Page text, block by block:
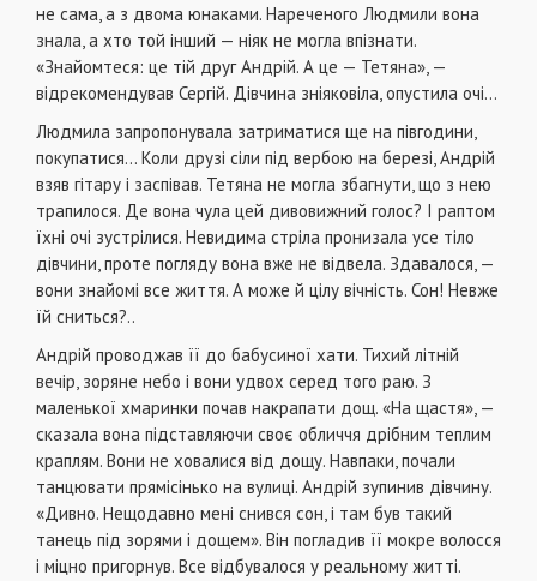
не сама, а з двома юнаками. Нареченого Людмили вона
знала, а хто той інший — ніяк не могла впізнати.
«Знайомтеся: це тій друг Андрій. А це — Тетяна», —
відрекомендував Сергій. Дівчина зніяковіла, опустила очі…
Людмила запропонувала затриматися ще на півгодини,
покупатися… Коли друзі сіли під вербою на березі, Андрій
взяв гітару і заспівав. Тетяна не могла збагнути, що з нею
трапилося. Де вона чула цей дивовижний голос? І раптом
їхні очі зустрілися. Невидима стріла пронизала усе тіло
дівчини, проте погляду вона вже не відвела. Здавалося, —
вони знайомі все життя. А може й цілу вічність. Сон! Невже
їй сниться?..
Андрій проводжав її до бабусиної хати. Тихий літній
вечір, зоряне небо і вони удвох серед того раю. З
маленької хмаринки почав накрапати дощ. «На щастя», —
сказала вона підставляючи своє обличчя дрібним теплим
краплям. Вони не ховалися від дощу. Навпаки, почали
танцювати прямісінько на вулиці. Андрій зупинив дівчину.
«Дивно. Нещодавно мені снився сон, і там був такий
танець під зорями і дощем». Він погладив її мокре волосся
і міцно пригорнув. Все відбувалося у реальному житті.